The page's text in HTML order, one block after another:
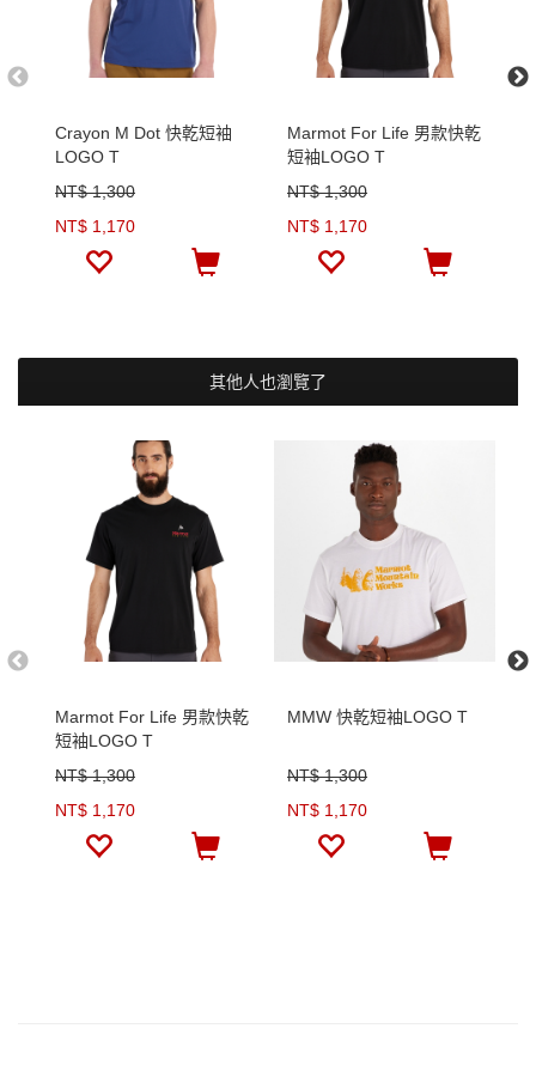
Crayon M Dot 快乾短袖
LOGO T
NT$ 1,300
NT$ 1,170
Marmot For Life 男款快乾
短袖LOGO T
NT$ 1,300
NT$ 1,170
其他人也瀏覽了
Marmot For Life 男款快乾
短袖LOGO T
NT$ 1,300
NT$ 1,170
MMW 快乾短袖LOGO T
NT$ 1,300
NT$ 1,170